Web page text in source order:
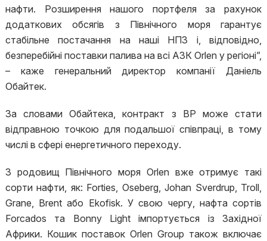
нафти. Розширення нашого портфеля за рахунок
додаткових обсягів з Північного моря гарантує
стабільне постачання на наші НПЗ і, відповідно,
безперебійні поставки палива на всі АЗК Orlen у регіоні”,
– каже генеральний директор компанії Даніель
Обайтек.
За словами Обайтека, контракт з BP може стати
відправною точкою для подальшої співпраці, в тому
числі в сфері енергетичного переходу.
З родовищ Північного моря Orlen вже отримує такі
сорти нафти, як: Forties, Oseberg, Johan Sverdrup, Troll,
Grane, Brent або Ekofisk. У свою чергу, нафта сортів
Forcados та Bonny Light імпортується із Західної
Африки. Кошик поставок Orlen Group також включає